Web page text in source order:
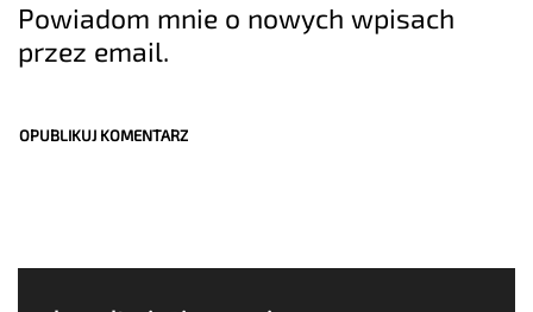
Powiadom mnie o nowych wpisach
przez email.